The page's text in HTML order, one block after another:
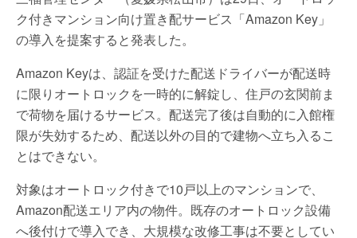
ク付きマンション向け置き配サービス「Amazon Key」
の導入を提案すると発表した。
Amazon Keyは、認証を受けた配送ドライバーが配送時
に限りオートロックを一時的に解錠し、住戸の玄関前ま
で荷物を届けるサービス。配送完了後は自動的に入館権
限が失効するため、配送以外の目的で建物へ立ち入るこ
とはできない。
対象はオートロック付きで10戸以上のマンションで、
Amazon配送エリア内の物件。既存のオートロック設備
へ後付けで導入でき、大規模な改修工事は不要としてい